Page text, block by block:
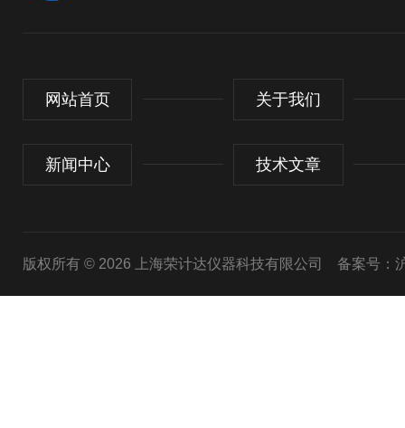
网站首页 关于我们
新闻中心 技术文章
版权所有 © 2026 上海荣计达仪器科技有限公司 备案号：